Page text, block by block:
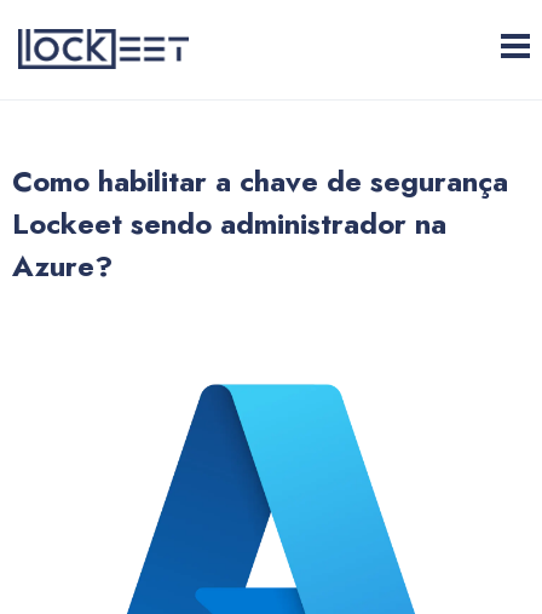
Como habilitar a chave de segurança
Lockeet sendo administrador na
Azure?